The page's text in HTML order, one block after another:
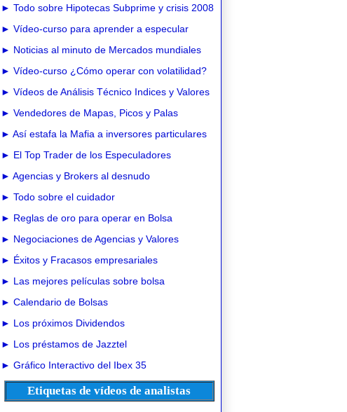
► Todo sobre Hipotecas Subprime y crisis 2008
► Vídeo-curso para aprender a especular
► Noticias al minuto de Mercados mundiales
► Vídeo-curso ¿Cómo operar con volatilidad?
► Vídeos de Análisis Técnico Indices y Valores
► Vendedores de Mapas, Picos y Palas
► Así estafa la Mafia a inversores particulares
► El Top Trader de los Especuladores
► Agencias y Brokers al desnudo
► Todo sobre el cuidador
► Reglas de oro para operar en Bolsa
► Negociaciones de Agencias y Valores
► Éxitos y Fracasos empresariales
► Las mejores películas sobre bolsa
► Calendario de Bolsas
► Los próximos Dividendos
► Los préstamos de Jazztel
► Gráfico Interactivo del Ibex 35
Etiquetas de vídeos de analistas